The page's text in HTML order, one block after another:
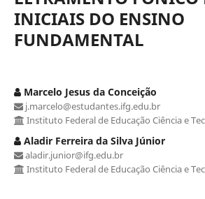
INICIAIS DO ENSINO
FUNDAMENTAL
Marcelo Jesus da Conceição
j.marcelo@estudantes.ifg.edu.br
Instituto Federal de Educação Ciência e
Aladir Ferreira da Silva Júnior
aladir.junior@ifg.edu.br
Instituto Federal de Educação Ciência e